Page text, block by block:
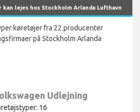
lejes hos Stockholm Arlanda Lufthavn
køretøjer fra 22 producenter
på Stockholm Arlanda
Udlejning
16